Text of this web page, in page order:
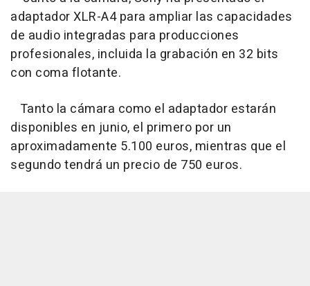
adaptador XLR-A4 para ampliar las capacidades
de audio integradas para producciones
profesionales, incluida la grabación en 32 bits
con coma flotante.
Tanto la cámara como el adaptador estarán
disponibles en junio, el primero por un
aproximadamente 5.100 euros, mientras que el
segundo tendrá un precio de 750 euros.